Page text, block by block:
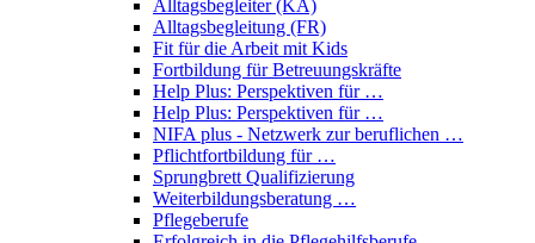
Alltagsbegleiter (KA)
Alltagsbegleitung (FR)
Fit für die Arbeit mit Kids
Fortbildung für Betreuungskräfte
Help Plus: Perspektiven für …
Help Plus: Perspektiven für …
NIFA plus - Netzwerk zur beruflichen …
Pflichtfortbildung für …
Sprungbrett Qualifizierung
Weiterbildungsberatung …
Pflegeberufe